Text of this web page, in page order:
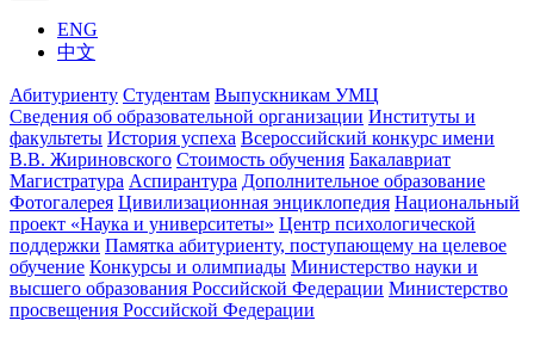
ENG
中文
Абитуриенту Студентам Выпускникам УМЦ
Сведения об образовательной организации Институты и
факультеты История успеха Всероссийский конкурс имени
В.В. Жириновского Стоимость обучения Бакалавриат
Магистратура Аспирантура Дополнительное образование
Фотогалерея Цивилизационная энциклопедия Национальный
проект «Наука и университеты» Центр психологической
поддержки Памятка абитуриенту, поступающему на целевое
обучение Конкурсы и олимпиады Министерство науки и
высшего образования Российской Федерации Министерство
просвещения Российской Федерации